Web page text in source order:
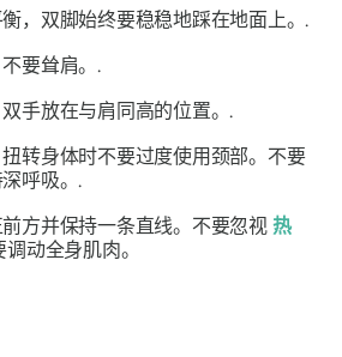
，双脚始终要稳稳地踩在地面上。.
要耸肩。.
手放在与肩同高的位置。.
转身体时不要过度使用颈部。不要
呼吸。.
方并保持一条直线。不要忽视 热
动全身肌肉。